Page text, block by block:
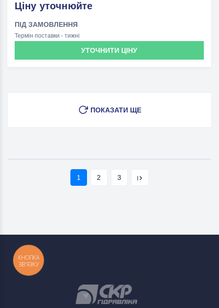
Ціну уточнюйте
ПІД ЗАМОВЛЕННЯ
Термін поставки - тижні
УТОЧНИТИ ЦІНУ
ПОКАЗАТИ ЩЕ
1 2 3
КНОПКА
ЗВ'ЯЗКУ